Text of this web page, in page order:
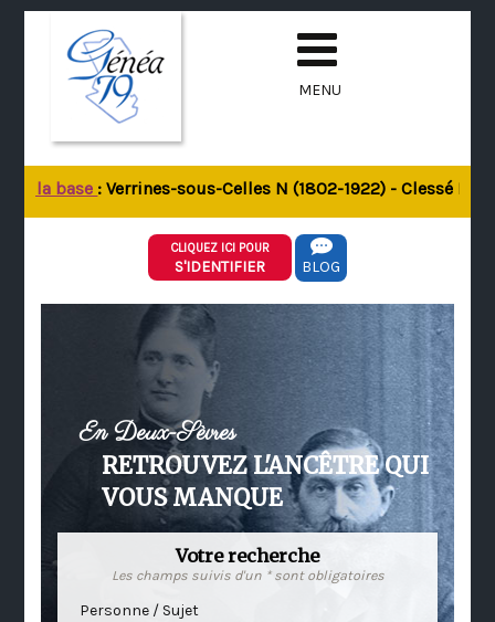
MENU
la base: Verrines-sous-Celles N (1802-1922) - Clessé M
CLIQUEZ ICI POUR
S'IDENTIFIER BLOG
En Deux-Sèvres
RETROUVEZ L'ANCÊTRE QUI
VOUS MANQUE
Votre recherche
Les champs suivis d'un * sont obligatoires
Personne / Sujet